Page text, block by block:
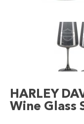
HARLEY
Wine Glass